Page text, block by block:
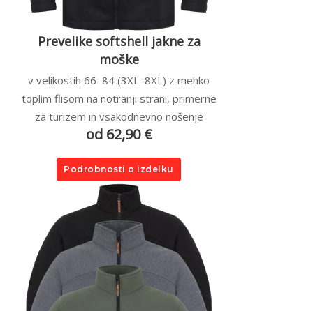
Prevelike softshell jakne za
moške
v velikostih 66–84 (3XL–8XL) z mehko
toplim flisom na notranji strani, primerne
za turizem in vsakodnevno nošenje
od 62,90 €
Podrobnosti o izdelku